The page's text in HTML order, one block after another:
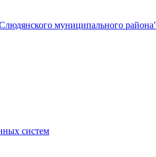
муниципального
систем